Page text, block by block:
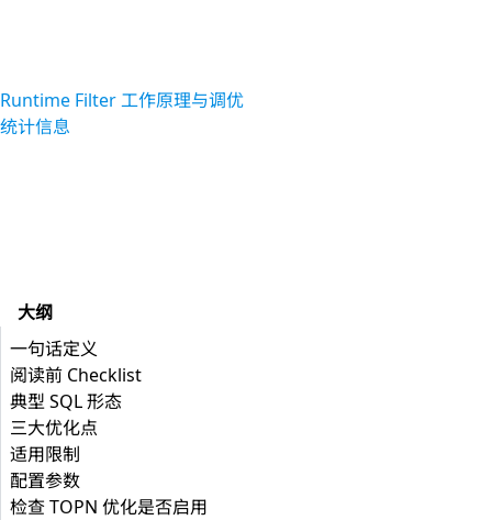
Runtime Filter 工作原理与调优
统计信息
大纲
一句话定义
阅读前 Checklist
典型 SQL 形态
三大优化点
适用限制
配置参数
检查 TOPN 优化是否启用